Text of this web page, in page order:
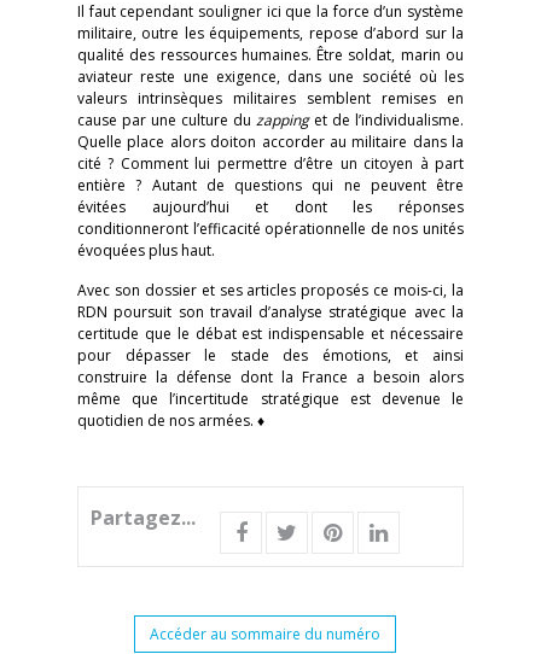
Il faut cependant souligner ici que la force d’un système
militaire, outre les équipements, repose d’abord sur la
qualité des ressources humaines. Être soldat, marin ou
aviateur reste une exigence, dans une société où les
valeurs intrinsèques militaires semblent remises en
cause par une culture du zapping et de l’individualisme.
Quelle place alors doiton accorder au militaire dans la
cité ? Comment lui permettre d’être un citoyen à part
entière ? Autant de questions qui ne peuvent être
évitées aujourd’hui et dont les réponses
conditionneront l’efficacité opérationnelle de nos unités
évoquées plus haut.
Avec son dossier et ses articles proposés ce mois-ci, la
RDN poursuit son travail d’analyse stratégique avec la
certitude que le débat est indispensable et nécessaire
pour dépasser le stade des émotions, et ainsi
construire la défense dont la France a besoin alors
même que l’incertitude stratégique est devenue le
quotidien de nos armées. ♦
Partagez...
Accéder au sommaire du numéro